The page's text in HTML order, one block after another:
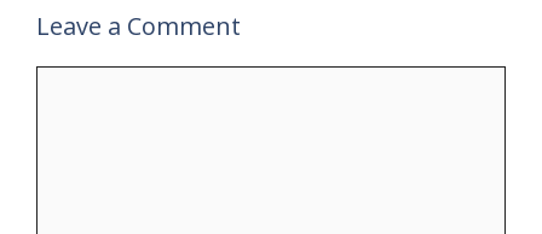
Leave a Comment